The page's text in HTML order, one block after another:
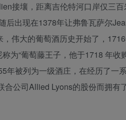
接壤，距离吉伦特河口岸仅三
出现在1378年让弗鲁瓦萨尔
伟大的葡萄酒历史开始了，1716
为“葡萄藤王子，他于1718 年收
被列为一级酒庄，在经历了一
公司Allied Lyons的股份而拥有